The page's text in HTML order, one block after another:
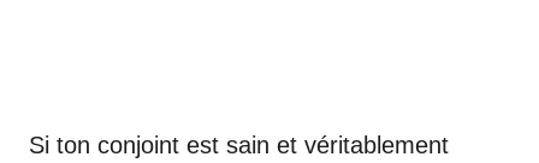
Si ton conjoint est sain et véritablement